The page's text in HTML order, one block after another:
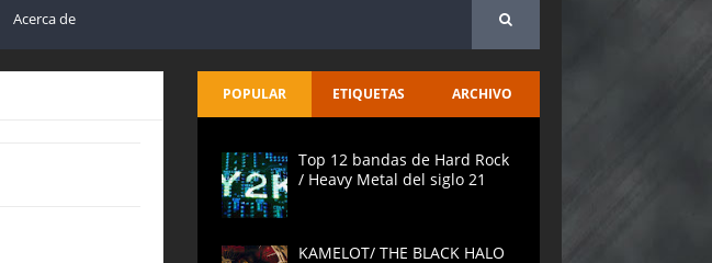
Acerca de
POPULAR ETIQUETAS ARCHIVO
Top 12 bandas de Hard Rock
/ Heavy Metal del siglo 21
KAMELOT/ THE BLACK HALO